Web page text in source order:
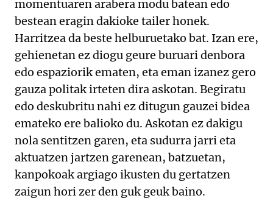
momentuaren arabera modu batean edo
bestean eragin dakioke tailer honek.
Harritzea da beste helburuetako bat. Izan ere,
gehienetan ez diogu geure buruari denbora
edo espaziorik ematen, eta eman izanez gero
gauza politak irteten dira askotan. Begiratu
edo deskubritu nahi ez ditugun gauzei bidea
emateko ere balioko du. Askotan ez dakigu
nola sentitzen garen, eta sudurra jarri eta
aktuatzen jartzen garenean, batzuetan,
kanpokoak argiago ikusten du gertatzen
zaigun hori zer den guk geuk baino.